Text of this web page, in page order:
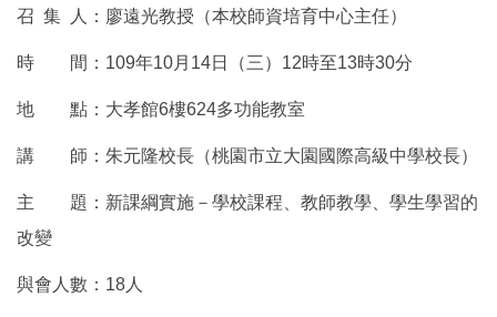
召 集 人：廖遠光教授（本校師資培育中心主任）
時 間：109年10月14日（三）12時至13時30分
地 點：大孝館6樓624多功能教室
講 師：朱元隆校長（桃園市立大園國際高級中學校長）
主 題：新課綱實施－學校課程、教師教學、學生學習的
改變
與會人數：18人